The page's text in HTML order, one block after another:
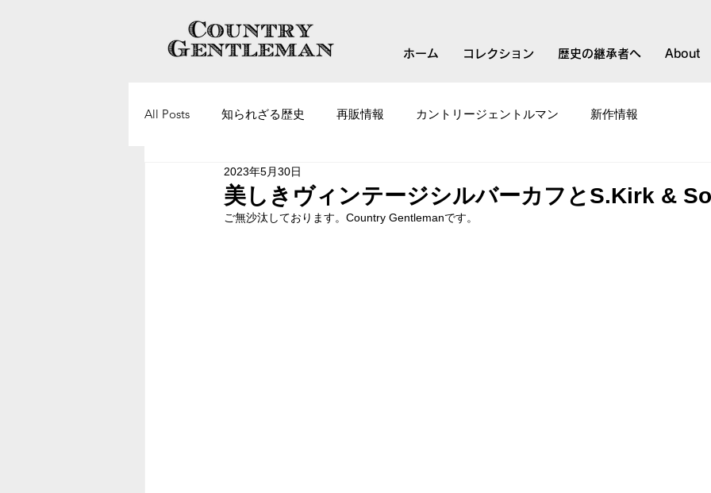
ホーム コレクション 歴史の継承者へ About
All Posts 知られざる歴史 再販情報 カントリージェントルマン 新作情報
ヴィンテージアクセサリーについて
美しきヴィンテージシルバーカフとS.Kirk &
2023年5月30日
ご無沙汰しております。Country Gentlemanです。